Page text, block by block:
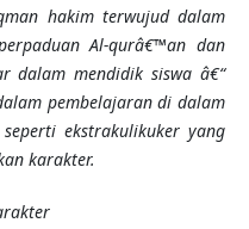
hakim terwujud dalam
Al-qurâ€™an dan
dalam mendidik siswa â€“
pembelajaran di dalam
ekstrakulikuker yang
karakter.